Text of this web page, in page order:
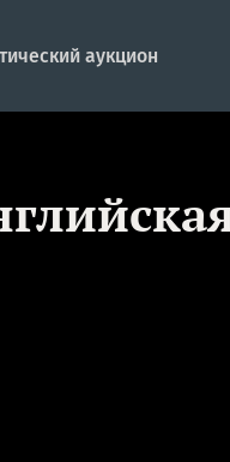
аукцион